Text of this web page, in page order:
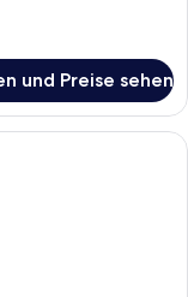
und Preise sehen
mit einem Bett, zwei